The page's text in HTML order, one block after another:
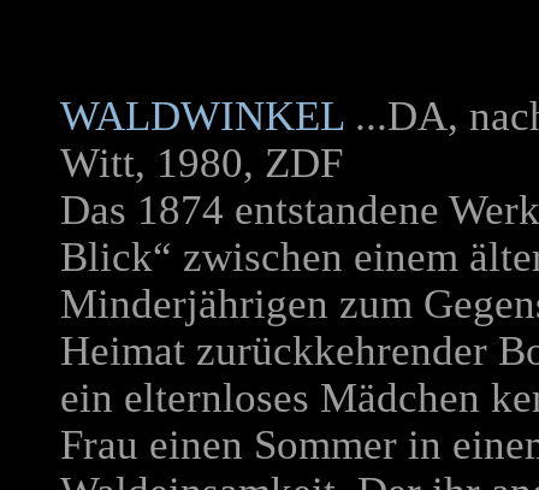
WALDWINKEL ...DA,
Witt, 1980, ZDF
Das 1874 entstandene
Blick“ zwischen einem
Minderjährigen zum
Heimat zurückkehrender
ein elternloses Mädchen
Frau einen Sommer in